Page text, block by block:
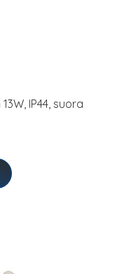
IP44, suora